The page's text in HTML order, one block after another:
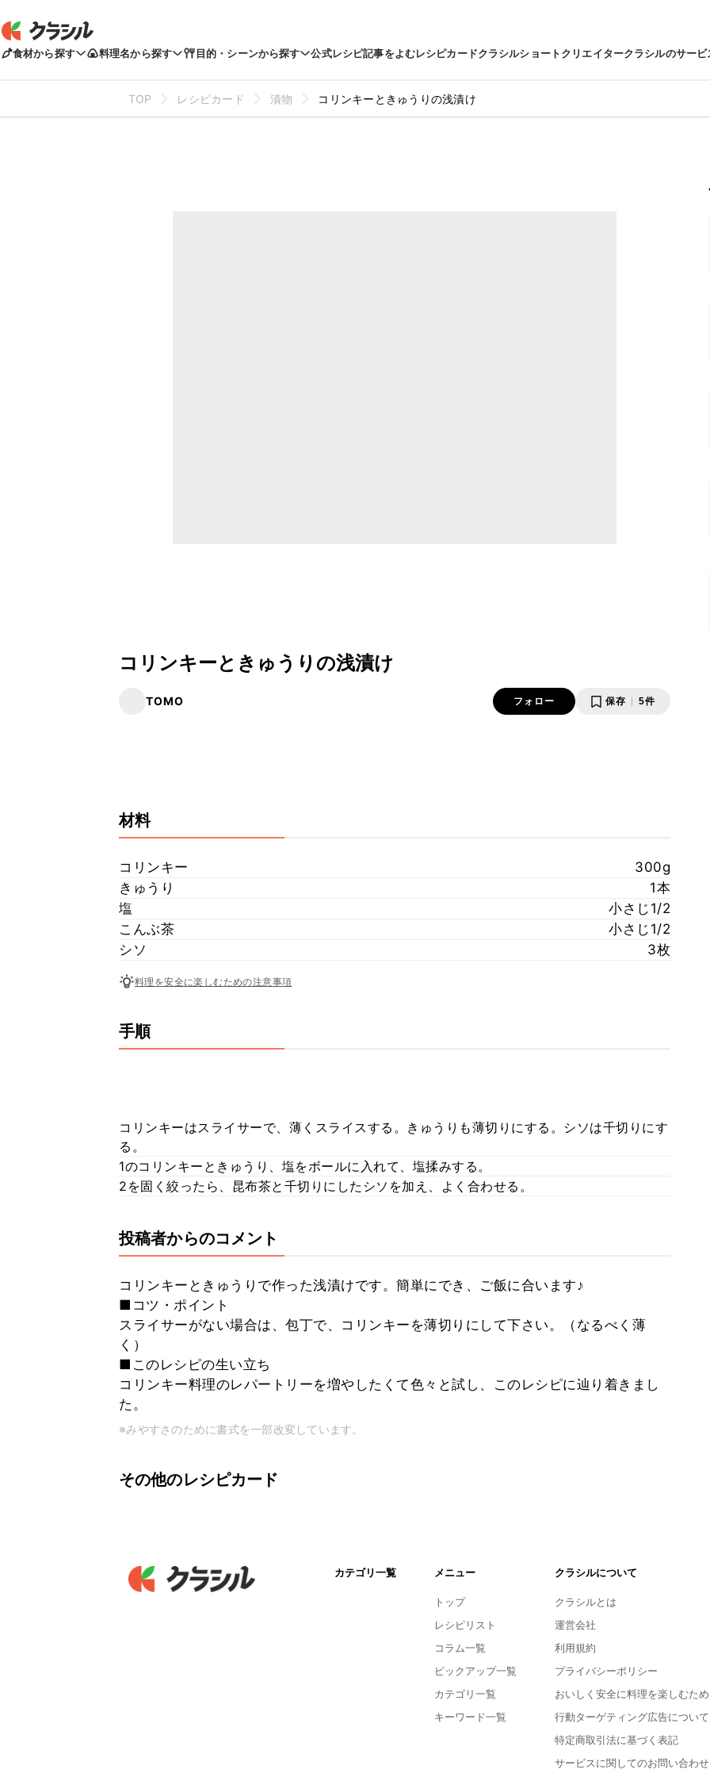
食材から探す 料理名から探す 目的・シーンから探す 公式レシピ記事をよむレシピカードクラシルショートクリエイタークラシルのサービ
TOP レシピカード 漬物 コリンキーときゅうりの浅漬け
コリンキーときゅうりの浅漬け
TOMO フォロー 保存 5件
材料
コリンキー
300g
きゅうり
1本
塩
小さじ1/2
こんぶ茶
小さじ1/2
シソ
3枚
料理を安全に楽しむための注意事項
手順
コリンキーはスライサーで、薄くスライスする。きゅうりも薄切りにする。シソは千切りにす
る。
1のコリンキーときゅうり、塩をボールに入れて、塩揉みする。
2を固く絞ったら、昆布茶と千切りにしたシソを加え、よく合わせる。
投稿者からのコメント
コリンキーときゅうりで作った浅漬けです。簡単にでき、ご飯に合います♪
■コツ・ポイント
スライサーがない場合は、包丁で、コリンキーを薄切りにして下さい。（なるべく薄
く）
■このレシピの生い立ち
コリンキー料理のレパートリーを増やしたくて色々と試し、このレシピに辿り着きまし
た。
※みやすさのために書式を一部改変しています。
その他のレシピカード
カテゴリ一覧 メニュー
トップ
レシピリスト
コラム一覧
ピックアップ一覧
カテゴリ一覧
キーワード一覧
クラシルについて
クラシルとは
運営会社
利用規約
プライバシーポリシー
おいしく安全に料理を楽しむため
行動ターゲティング広告について
特定商取引法に基づく表記
サービスに関してのお問い合わせ